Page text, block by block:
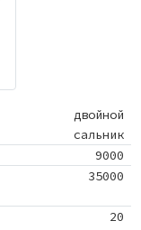
двойной
сальник
9000
35000
20